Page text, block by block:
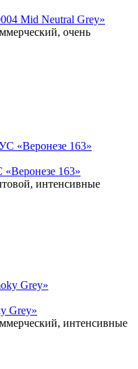
Mid Neutral Grey»
очень
163»
интенсивные
Grey»
интенсивные